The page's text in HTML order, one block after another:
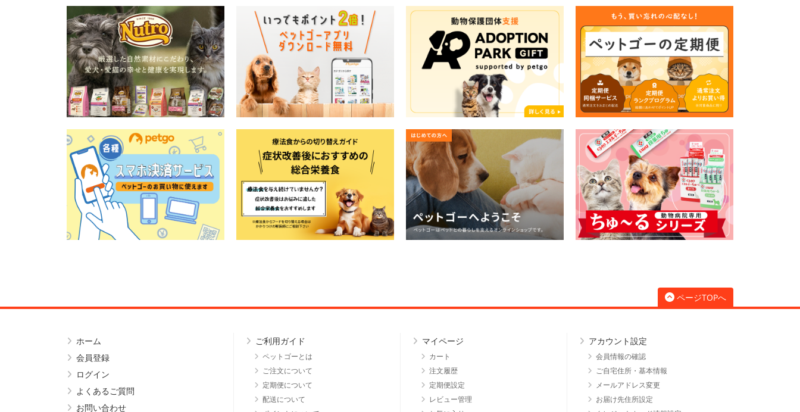
ページTOPへ
ホーム
会員登録
ログイン
よくあるご質問
お問い合わせ
ご利用ガイド
ペットゴーとは
ご注文について
定期便について
配送について
マイページ
カート
注文履歴
定期便設定
レビュー管理
アカウント設定
会員情報の確認
ご自宅住所・基本情報
メールアドレス変更
お届け先住所設定